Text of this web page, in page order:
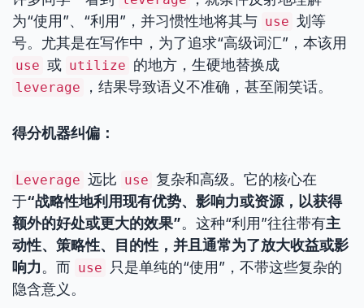
为“使用”、“利用”，并习惯性地将其与 use 划等
号。尤其是在写作中，为了追求“高级词汇”，本该用
use 或 utilize 的地方，生硬地替换成
leverage ，结果导致语义不准确，甚至闹笑话。
得分机器纠偏：
Leverage 远比 use 复杂和高级。它的核心在
于“战略性地利用现有优势、影响力或资源，以获得
额外的好处或更大的效果”。这种“利用”往往带有主
动性、策略性、目的性，并且通常为了放大收益或影
响力。而 use
只是单纯的“使用”，不带这些复杂的
隐含意义。